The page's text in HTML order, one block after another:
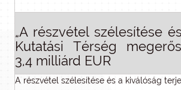
„A részvétel szélesítése
Kutatási Térség
3,4 milliárd EUR
A részvétel szélesítése és a kiválóság